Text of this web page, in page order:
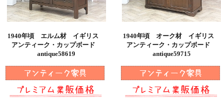
1940年頃 エルム材 イギリス
アンティーク・カップボード
antique58619
1940年頃 オーク材 イギリス
アンティーク・カップボード
antique59715